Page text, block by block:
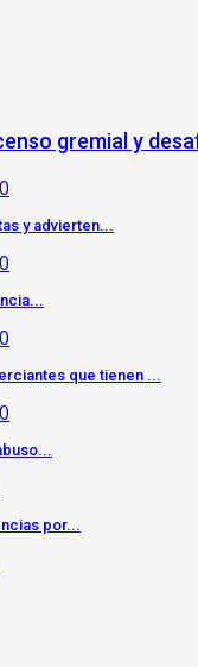
gremial y
0
y advierten...
0
0
que tienen ...
0
por...